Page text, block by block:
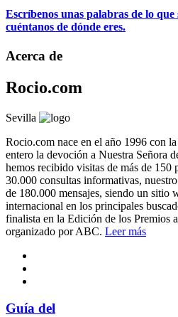
Escríbenos unas palabras de lo que
cuéntanos de dónde eres.
Acerca de
Rocio.com
Sevilla
Rocio.com nace en el año 1996 con
entero la devoción a Nuestra Señora
hemos recibido visitas de más de 150
30.000 consultas informativas,
de 180.000 mensajes, siendo un sitio
internacional en los principales
finalista en la Edición de los Premios
organizado por ABC. Leer más
Guía del